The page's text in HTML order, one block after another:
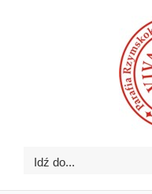
Idź do...